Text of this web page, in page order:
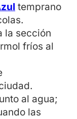
temprano
la sección
fríos al
al agua;
las